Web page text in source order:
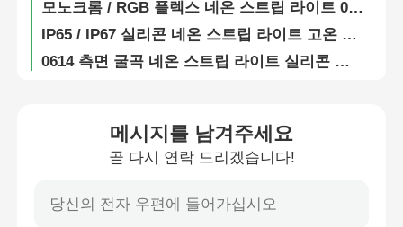
메시지를 남겨주세요
곧 다시 연락 드리겠습니다!